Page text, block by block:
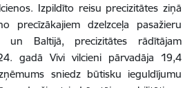
Izpildīto reisu precizitātes ziņā
precīzākajiem dzelzceļa pasažieru
un Baltijā, precizitātes rādītājam
gadā Vivi vilcieni pārvadāja 19,4
sniedz būtisku ieguldījumu